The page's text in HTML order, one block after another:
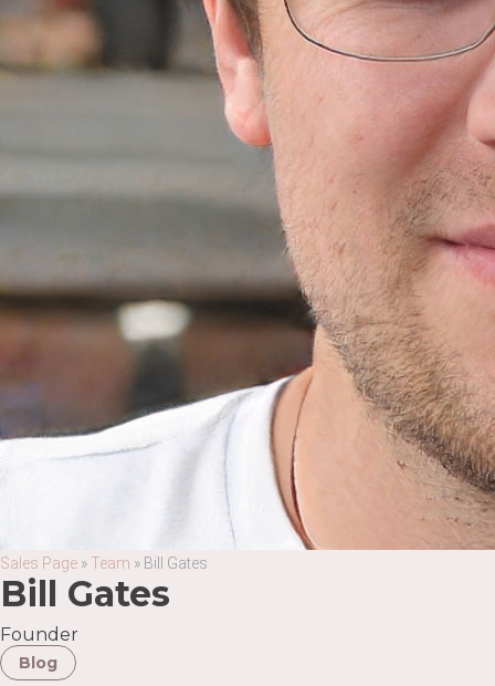
Sales Page » Team » Bill Gates
Bill Gates
Founder
Blog